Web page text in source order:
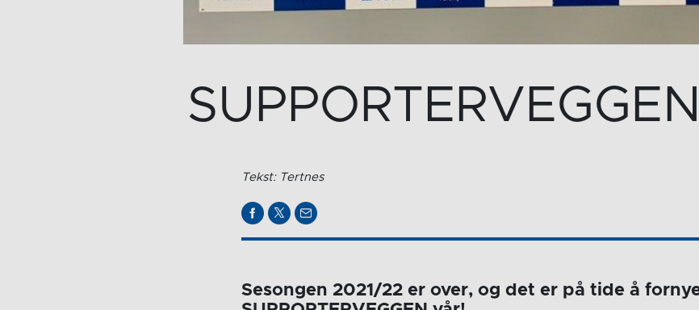
Tekst: Tertnes
Sesongen 2021/22 er over, og det er på tide å